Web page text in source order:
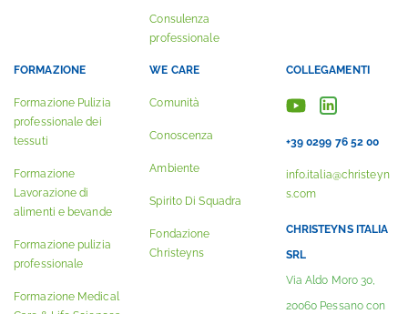
Consulenza
professionale
FORMAZIONE
Formazione Pulizia
professionale dei
tessuti
Formazione
Lavorazione di
alimenti e bevande
Formazione pulizia
professionale
Formazione Medical
WE CARE
Comunità
Conoscenza
Ambiente
Spirito Di Squadra
Fondazione
Christeyns
COLLEGAMENTI
+39 0299 76 52 00
info.italia@christeyn
s.com
CHRISTEYNS ITALIA
SRL
Via Aldo Moro 30,
20060 Pessano con